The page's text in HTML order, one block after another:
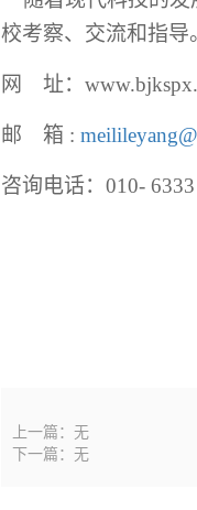
校考察、交流和指导
网 址：
邮 箱 : meilileyang
咨询电话： 010-
上一篇：无
下一篇：无